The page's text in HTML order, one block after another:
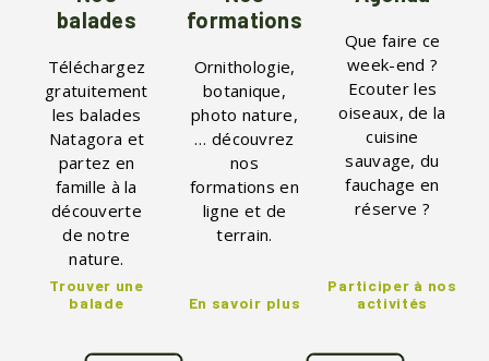
balades
Téléchargez
gratuitement
les balades
Natagora et
partez en
famille à la
découverte
de notre
nature.
Trouver une
balade
formations
Ornithologie,
botanique,
photo nature,
… découvrez
nos
formations en
ligne et de
terrain.
En savoir plus
Que faire ce
week-end ?
Ecouter les
oiseaux, de la
cuisine
sauvage, du
fauchage en
réserve ?
Participer à nos
activités